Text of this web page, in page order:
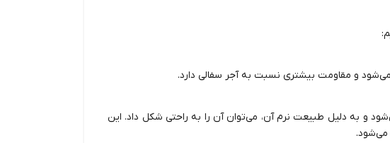
می‌شود و مقاومت بیشتری نسبت به آجر سفالی دارد.
و به دلیل طبیعت نرم آن، می‌توان آن را به راحتی شکل داد. این
می‌شود.